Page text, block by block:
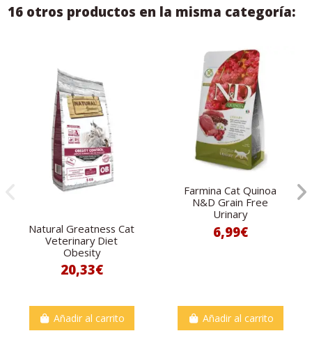
16 otros productos en la misma categoría:
Natural Greatness Cat
Veterinary Diet
Obesity
20,33€
Añadir al carrito
Farmina Cat Quinoa
N&D Grain Free
Urinary
6,99€
Añadir al carrito